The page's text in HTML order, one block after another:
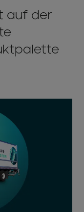
auf der